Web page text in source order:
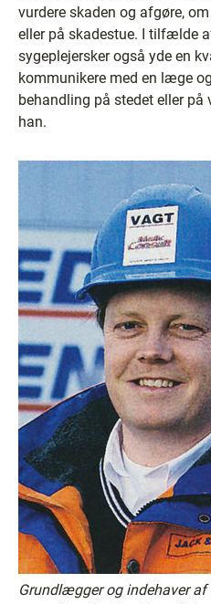
vurdere skaden og afgøre,
eller på skadestue. I tilfælde
sygeplejersker også yde en
kommunikere med en læge
behandling på stedet eller
han.
Grundlægger og indehaver